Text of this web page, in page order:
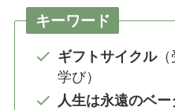
キーワード
ギフトサイクル（
学び）
人生は永遠のベー